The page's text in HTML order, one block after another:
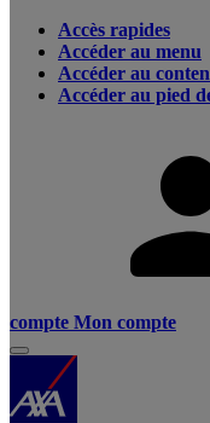
Accès rapides
Accéder au menu
Accéder au
Accéder au pied
compte Mon compte